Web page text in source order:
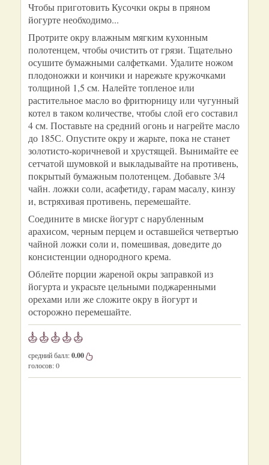
Чтобы приготовить Кусочки окры в пряном
йогурте необходимо...
Протрите окру влажным мягким кухонным
полотенцем, чтобы очистить от грязи. Тщательно
осушите бумажными салфетками. Удалите ножом
плодоножки и кончики и нарежьте кружочками
толщиной 1,5 см. Налейте топленое или
растительное масло во фритюрницу или чугунный
котел в таком количестве, чтобы слой его составил
4 см. Поставьте на средний огонь и нагрейте масло
до 185С. Опустите окру и жарьте, пока не станет
золотисто-коричневой и хрустящей. Вынимайте ее
сетчатой шумовкой и выкладывайте на противень,
покрытый бумажным полотенцем. Добавьте 3/4
чайн. ложки соли, асафетиду, гарам масалу, кинзу
и, встряхивая противень, перемешайте.
Соедините в миске йогурт с нарубленным
арахисом, черным перцем и оставшейся четвертью
чайной ложки соли и, помешивая, доведите до
консистенции однородного крема.
Облейте порции жареной окры заправкой из
йогурта и украсьте цельными поджаренными
орехами или же сложите окру в йогурт и
осторожно перемешайте.
средний балл:0.00
голосов:0